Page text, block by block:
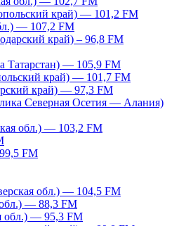
край) — 101,2 FM
— 107,2 FM
край) – 96,8 FM
Татарстан) — 105,9 FM
край) — 101,7 FM
край) — 97,3 FM
Северная Осетия — Алания)
обл.) — 103,2 FM
FM
обл.) — 104,5 FM
— 88,3 FM
обл.) — 95,3 FM